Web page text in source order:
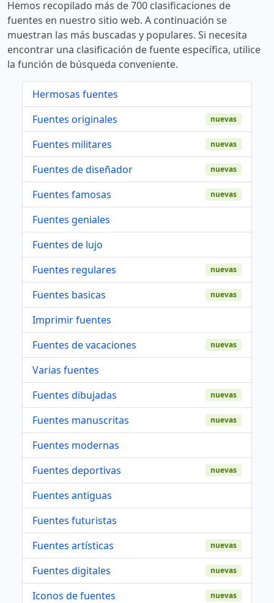
Hemos recopilado más de 700 clasificaciones de
fuentes en nuestro sitio web. A continuación se
muestran las más buscadas y populares. Si necesita
encontrar una clasificación de fuente específica, utilice
la función de búsqueda conveniente.
Hermosas fuentes
Fuentes originales
nuevas
Fuentes militares nuevas
Fuentes de diseñador nuevas
Fuentes famosas nuevas
Fuentes geniales
Fuentes de lujo
Fuentes regulares
nuevas
Fuentes basicas nuevas
Imprimir fuentes
Fuentes de vacaciones
nuevas
Varias fuentes
Fuentes dibujadas
nuevas
Fuentes manuscritas nuevas
Fuentes modernas
Fuentes deportivas
nuevas
Fuentes antiguas
Fuentes futuristas
Fuentes artísticas
nuevas
Fuentes digitales nuevas
Iconos de fuentes nuevas